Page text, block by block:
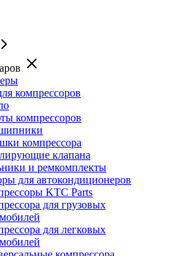
компрессоров
компрессоров
компрессора
клапана
и ремкомплекты
для автокондиционеров
KTC Parts
для грузовых
для легковых